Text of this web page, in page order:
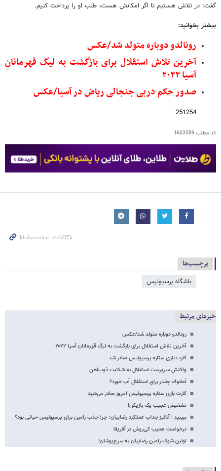
گفت: در تلاش هستیم تا اگر امکانش هست، طلب او را پرداخت کنیم.
بیشتر بخوانید:
رونالدو دوباره متولد شد/عکس
آخرین تلاش استقلال برای بازگشت به لیگ قهرمانان
آسیا ۲۰۲۲
صدور حکم دربی جنجالی ریاض در آسیا/عکس
251254
کد مطلب1603589
برچسب‌ها
باشگاه پرسپولیس
خبرهای مرتبط
رونالدو دوباره متولد شد/عکس
آخرین تلاش استقلال برای بازگشت به لیگ قهرمانان آسیا ۲۰۲۲
کارت بازی ستاره پرسپولیس صادر شد
واکنش سرپرست استقلال به شکایت ذوب‌آهن
آمانوف‌ چقدر برای استقلال آب خورد؟
کارت بازی ستاره پرسپولیس امروز صادر می‌شود
تشخیص عجیب یک بازیکن!
ببینید | آنالیز جذاب عملکرد رضاییان؛ چرا جذب رامین برای پرسپولیس حیاتی بود؟
درخواست عجیب کی‌روش در آفریقا
اولین شوک رامین رضاییان به سرخ‌پوشان!